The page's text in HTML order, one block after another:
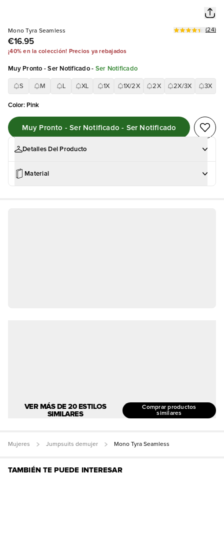
Mono Tyra Seamless
€16.95
(24)
¡40% en la colección! Precios ya rebajados
Muy Pronto - Ser Notificado- Ser Notificado
S M XL 1X 1X/2X 2X 2X/3X 3X
Color: Pink
Muy Pronto - Ser Notificado - Ser Notificado
Detalles Del Producto
Material
VER MÁS DE 20 ESTILOS
SIMILARES
Comprar productos
similares
Mujeres Jumpsuits demujer Mono Tyra Seamless
TAMBIÉN TE PUEDE INTERESAR